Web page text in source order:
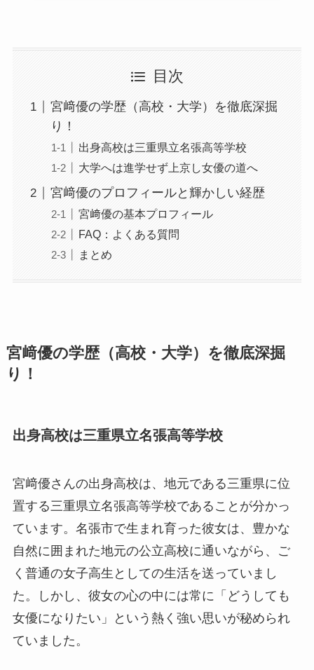
目次
宮﨑優の学歴（高校・大学）を徹底深掘
り！
出身高校は三重県立名張高等学校
大学へは進学せず上京し女優の道へ
宮﨑優のプロフィールと輝かしい経歴
宮﨑優の基本プロフィール
FAQ：よくある質問
まとめ
宮﨑優の学歴（高校・大学）を徹底深掘
り！
出身高校は三重県立名張高等学校
宮﨑優さんの出身高校は、地元である三重県に位
置する三重県立名張高等学校であることが分かっ
ています。名張市で生まれ育った彼女は、豊かな
自然に囲まれた地元の公立高校に通いながら、ご
く普通の女子高生としての生活を送っていまし
た。しかし、彼女の心の中には常に「どうしても
女優になりたい」という熱く強い思いが秘められ
ていました。